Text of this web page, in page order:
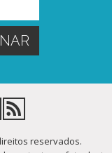
reservados.